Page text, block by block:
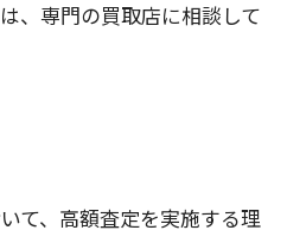
、専門の買取店に相談して
て、高額査定を実施する理